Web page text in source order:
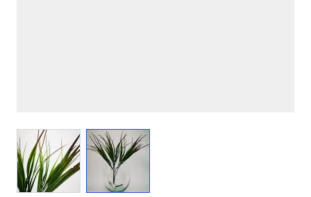
View larger imageView larger image